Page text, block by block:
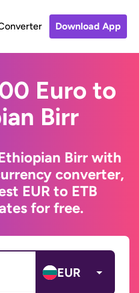
Download App
Euro to
Birr
Birr with
converter,
EUR to ETB
for free.
EUR